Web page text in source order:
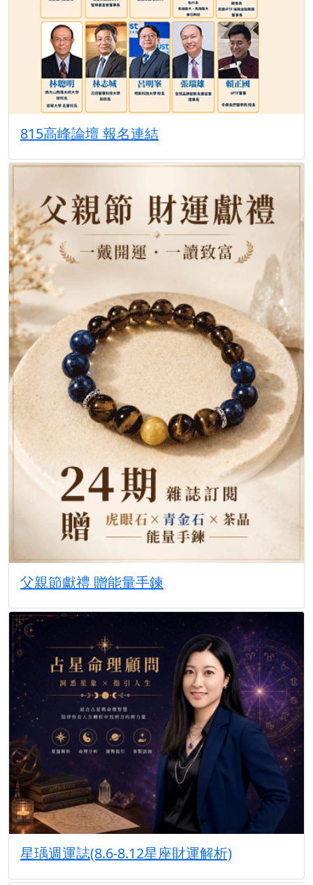
815高峰論壇 報名連結
父親節獻禮 贈能量手鍊
星瑀週運誌(8.6-8.12星座財運解析)